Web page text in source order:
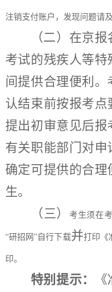
注销支付账户，发现问题请
（二） 在京报
考试的残疾人等特
间提供合理便利
认结束前按报考点
提出初审意见后报
有关职能部门对
确定可提供的合
生。
（三）
考生须在
“研招网”自行下载并打印《
印。
特别提示：